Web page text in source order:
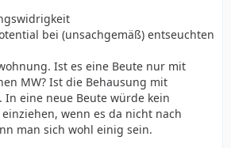
bei (unsachgemäß) entseuchten
Ist es eine Beute nur mit
MW? Ist die Behausung mit
In eine neue Beute würde kein
wenn es da nicht nach
man sich wohl einig sein.